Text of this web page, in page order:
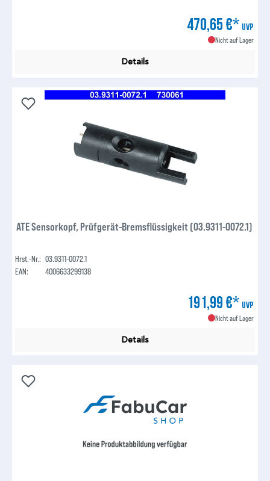
470,65 €* UVP
Nicht auf Lager
Details
ATE Sensorkopf, Prüfgerät-Bremsflüssigkeit (03.9311-0072.1)
Hrst.-Nr.: 03.9311-0072.1
EAN:
4006633299138
191,99 €* UVP
Nicht auf Lager
Details